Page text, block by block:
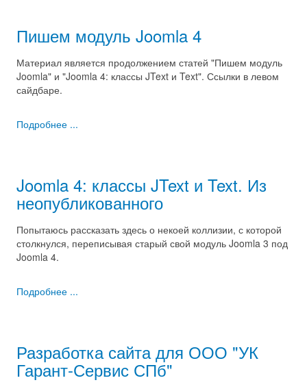
Пишем модуль Joomla 4
Материал является продолжением статей "Пишем модуль
Joomla" и "Joomla 4: классы JText и Text". Ссылки в левом
сайдбаре.
Подробнее ...
Joomla 4: классы JText и Text. Из
неопубликованного
Попытаюсь рассказать здесь о некоей коллизии, с которой
столкнулся, переписывая старый свой модуль Joomla 3 под
Joomla 4.
Подробнее ...
Разработка сайта для ООО "УК
Гарант-Сервис СПб"